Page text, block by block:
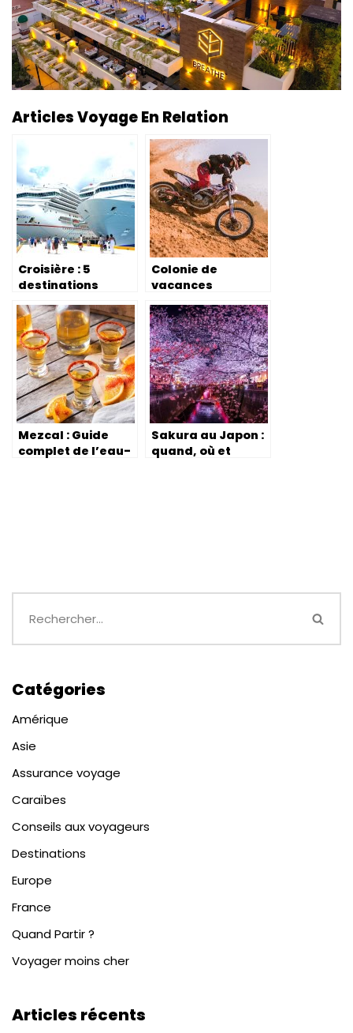
Articles Voyage En Relation
Croisière : 5
destinations
célibataires
Colonie de
vacances
meilleure activité
pour un
adolescent
Mezcal : Guide
complet de l’eau-
Sakura au Japon :
quand, où et
Catégories
Amérique
Asie
Assurance voyage
Caraïbes
Conseils aux voyageurs
Destinations
Europe
France
Quand Partir ?
Voyager moins cher
Articles récents